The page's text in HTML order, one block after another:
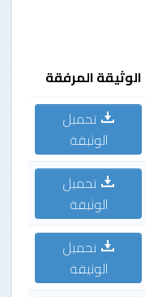
الوثيقة المرفقة
تحميل
الوثيقة
تحميل
الوثيقة
تحميل
الوثيقة